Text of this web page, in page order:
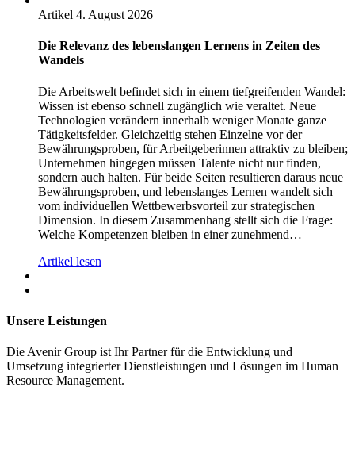
Artikel 4. August 2026
Die Relevanz des lebenslangen Lernens in Zeiten des
Wandels
Die Arbeitswelt befindet sich in einem tiefgreifenden Wandel:
Wissen ist ebenso schnell zugänglich wie veraltet. Neue
Technologien verändern innerhalb weniger Monate ganze
Tätigkeitsfelder. Gleichzeitig stehen Einzelne vor der
Bewährungsproben, für Arbeitgeberinnen attraktiv zu bleiben;
Unternehmen hingegen müssen Talente nicht nur finden,
sondern auch halten. Für beide Seiten resultieren daraus neue
Bewährungsproben, und lebenslanges Lernen wandelt sich
vom individuellen Wettbewerbsvorteil zur strategischen
Dimension. In diesem Zusammenhang stellt sich die Frage:
Welche Kompetenzen bleiben in einer zunehmend…
Artikel lesen
Unsere Leistungen
Die Avenir Group ist Ihr Partner für die Entwicklung und
Umsetzung integrierter Dienstleistungen und Lösungen im Human
Resource Management.